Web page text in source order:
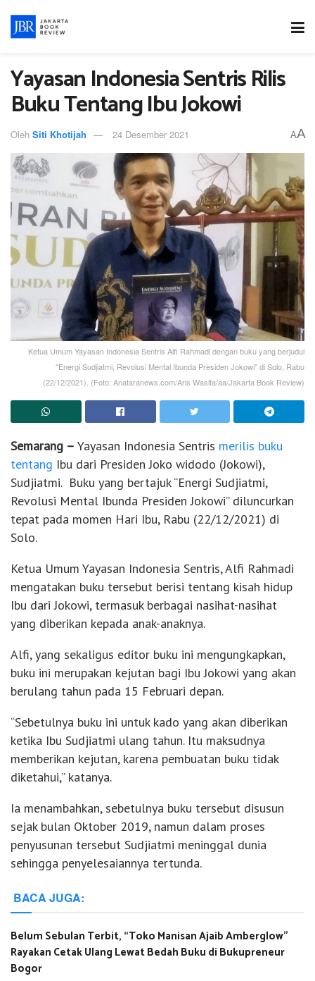
Yayasan Indonesia Sentris Rilis
Buku Tentang Ibu Jokowi
Oleh Siti Khotijah 24 Desember 2021 AA
Ketua Umum Yayasan Indonesia Sentris Alfi Rahmadi dengan buku yang berjudul
"Energi Sudjiatmi, Revolusi Mental Ibunda Presiden Jokowi" di Solo, Rabu
(22/12/2021). (Foto: Anataranews.com/Aris Wasita/aa/Jakarta Book Review)
Semarang – Yayasan Indonesia Sentris merilis buku
tentang Ibu dari Presiden Joko widodo (Jokowi),
Sudjiatmi. Buku yang bertajuk “Energi Sudjiatmi,
Revolusi Mental Ibunda Presiden Jokowi” diluncurkan
tepat pada momen Hari Ibu, Rabu (22/12/2021) di
Solo.
Ketua Umum Yayasan Indonesia Sentris, Alfi Rahmadi
mengatakan buku tersebut berisi tentang kisah hidup
Ibu dari Jokowi, termasuk berbagai nasihat-nasihat
yang diberikan kepada anak-anaknya.
Alfi, yang sekaligus editor buku ini mengungkapkan,
buku ini merupakan kejutan bagi Ibu Jokowi yang akan
berulang tahun pada 15 Februari depan.
“Sebetulnya buku ini untuk kado yang akan diberikan
ketika Ibu Sudjiatmi ulang tahun. Itu maksudnya
memberikan kejutan, karena pembuatan buku tidak
diketahui,” katanya.
Ia menambahkan, sebetulnya buku tersebut disusun
sejak bulan Oktober 2019, namun dalam proses
penyusunan tersebut Sudjiatmi meninggal dunia
sehingga penyelesaiannya tertunda.
BACA JUGA:
Belum Sebulan Terbit, “Toko Manisan Ajaib Amberglow”
Rayakan Cetak Ulang Lewat Bedah Buku di Bukupreneur
Bogor